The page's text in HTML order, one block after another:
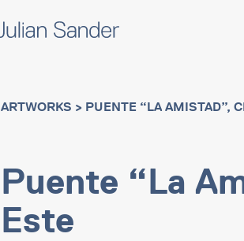
ARTWORKS > PUENTE “LA AMISTAD”,
Puente “La
Este